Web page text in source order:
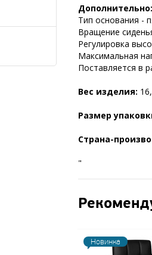
Дополнительно:
Тип основания -
Вращение
Регулировка
Максимальная
Поставляется в
Вес изделия:
Размер
Страна-
"
Новинка